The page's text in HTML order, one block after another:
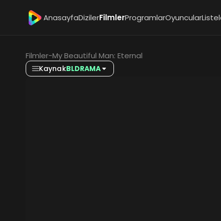
AnasayfaDizilerFilmlerProgramlarOyuncular
Filmler-My Beautiful Man: Eternal
KaynakBLDRAMA